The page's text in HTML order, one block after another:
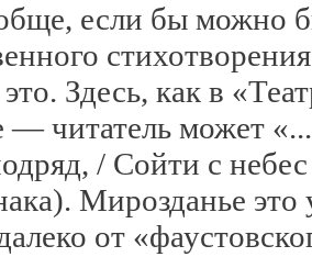
если бы можно
Здесь, как в
— читатель может
/ Сойти с
Мирозданье
от